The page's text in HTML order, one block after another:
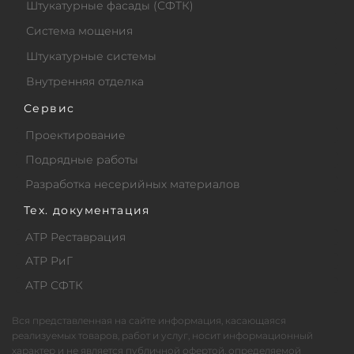
Штукатурные фасады (СФТК)
Система мощения
Штукатурные системы
Внутренняя отделка
Сервис
Проектирование
Подрядные работы
Разработка несерийных материалов
Тех. документация
АТР Реставрация
АТР РиГ
АТР СФТК
Вся представленная на сайте информация, касающаяся
реализуемых товаров, работ и услуг, носит информационный
характер и не является публичной офертой, определяемой